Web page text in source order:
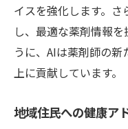
地域医療の
AIが支える調剤
の事例から学ぶ
江戸川台駅
地域住民と
イスを強化します。
し、最適な薬剤情報
うに、AIは薬剤師の
上に貢献しています。
地域住民への健康ア